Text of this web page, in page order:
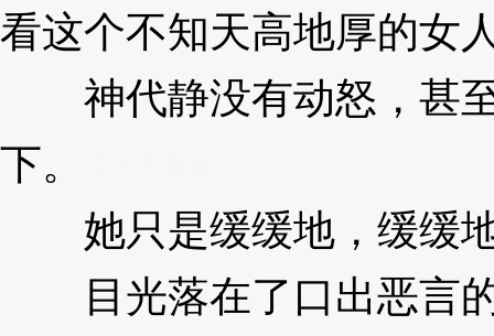
看这个不知天高地厚的女
神代静没有动怒，甚至
下。
她只是缓缓地，缓缓
目光落在了口出恶言的